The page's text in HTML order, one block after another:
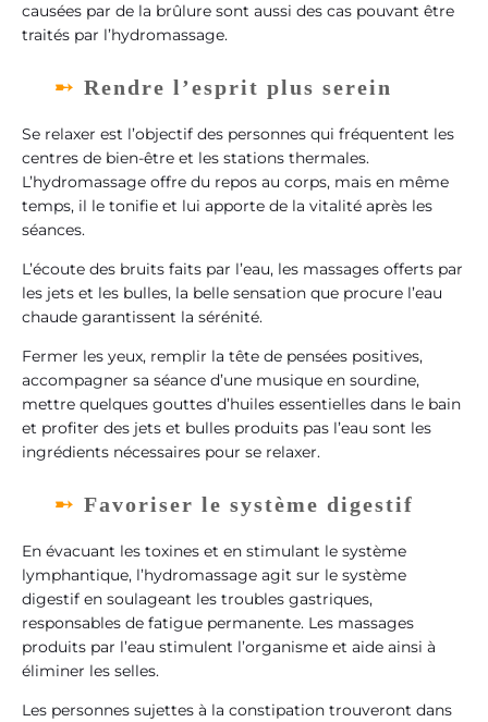
causées par de la brûlure sont aussi des cas pouvant être
traités par l’hydromassage.
Rendre l’esprit plus serein
Se relaxer est l’objectif des personnes qui fréquentent les
centres de bien-être et les stations thermales.
L’hydromassage offre du repos au corps, mais en même
temps, il le tonifie et lui apporte de la vitalité après les
séances.
L’écoute des bruits faits par l’eau, les massages offerts par
les jets et les bulles, la belle sensation que procure l’eau
chaude garantissent la sérénité.
Fermer les yeux, remplir la tête de pensées positives,
accompagner sa séance d’une musique en sourdine,
mettre quelques gouttes d’huiles essentielles dans le bain
et profiter des jets et bulles produits pas l’eau sont les
ingrédients nécessaires pour se relaxer.
Favoriser le système digestif
En évacuant les toxines et en stimulant le système
lymphantique, l’hydromassage agit sur le système
digestif en soulageant les troubles gastriques,
responsables de fatigue permanente. Les massages
produits par l’eau stimulent l’organisme et aide ainsi à
éliminer les selles.
Les personnes sujettes à la constipation trouveront dans